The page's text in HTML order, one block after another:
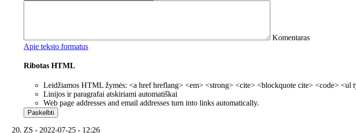
Komentaras
Apie teksto formatus
Ribotas HTML
Leidžiamos HTML žymės: <a href hreflang> <em> <strong> <cite> <blockquote cite> <code>
Linijos ir paragrafai atskiriami automatiškai
Web page addresses and email addresses turn into links automatically.
ZS - 2022-07-25 - 12:26